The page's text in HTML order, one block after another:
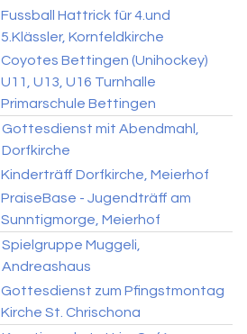
Fussball Hattrick für 4.und
5.Klässler, Kornfeldkirche
Coyotes Bettingen (Unihockey)
U11, U13, U16 Turnhalle
Primarschule Bettingen
Gottesdienst mit Abendmahl,
Dorfkirche
Kinderträff Dorfkirche, Meierhof
PraiseBase - Jugendträff am
Sunntigmorge, Meierhof
Spielgruppe Muggeli,
Andreashaus
Gottesdienst zum Pfingstmontag
Kirche St. Chrischona